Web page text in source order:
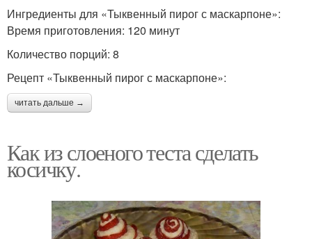
Ингредиенты для «Тыквенный пирог с маскарпоне»:
Время приготовления: 120 минут
Количество порций: 8
Рецепт «Тыквенный пирог с маскарпоне»:
читать дальше →
Как из слоеного теста сделать
косичку.